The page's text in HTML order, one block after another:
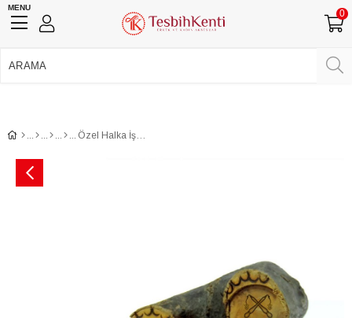
MENU
0
Özel Halka İşçilikli Harika Çekimli Zar Kehribar Tesbih